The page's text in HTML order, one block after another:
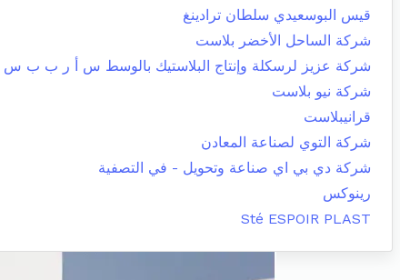
قيس البوسعيدي سلطان ترادينغ
شركة الساحل الأخضر بلاست
شركة عزيز لرسكلة وإنتاج البلاستيك بالوسط س أ ر ب ب س
شركة نيو بلاست
قرانيبلاست
شركة التوي لصناعة المعادن
شركة دي بي اي صناعة وتحويل - في التصفية
رينوكس
Sté ESPOIR PLAST